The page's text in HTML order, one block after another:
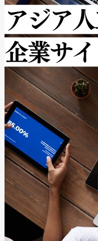
ルの変電所
作業と点群
Avia 2は、2
× 80°のノ
ードを切り
ることなく
うにします
密度なスキ